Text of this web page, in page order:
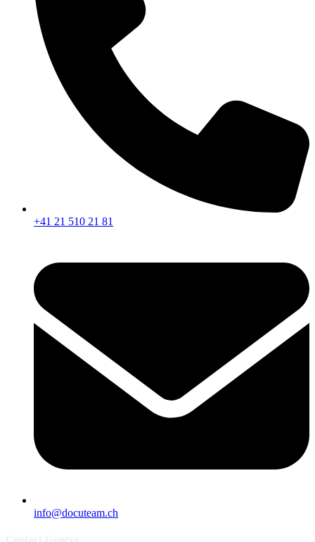
+41 21 510 21 81
info@docuteam.ch